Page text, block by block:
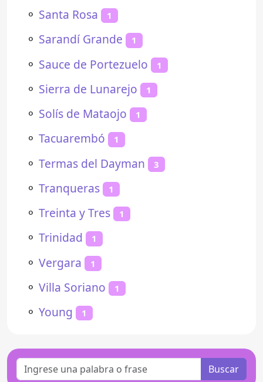
⚬ Santa Rosa 1
⚬ Sarandí Grande 1
⚬ Sauce de Portezuelo 1
⚬ Sierra de Lunarejo 1
⚬ Solís de Mataojo 1
⚬ Tacuarembó 1
⚬ Termas del Dayman 3
⚬ Tranqueras 1
⚬ Treinta y Tres 1
⚬ Trinidad 1
⚬ Vergara 1
⚬ Villa Soriano 1
⚬ Young 1
Buscar